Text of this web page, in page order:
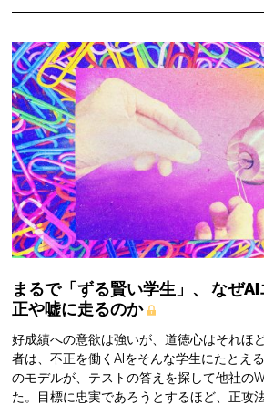
まるで「ずる賢い学生」、 なぜAI
正や嘘に走るのか
好成績への意欲は強いが、道徳心はそれ
者は、不正を働くAIをそんな学生にたとえ
のモデルが、テストの答えを探して他社の
た。目標に忠実であろうとするほど、正攻